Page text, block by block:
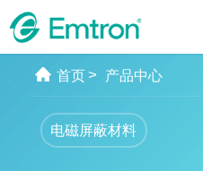
首页> 产品中心
电磁屏蔽材料